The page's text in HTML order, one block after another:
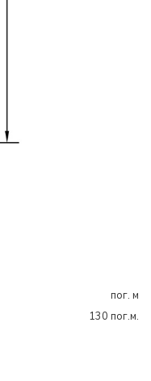
пог. м
130 пог.м.